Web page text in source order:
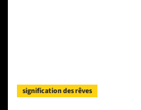
signification des rêves